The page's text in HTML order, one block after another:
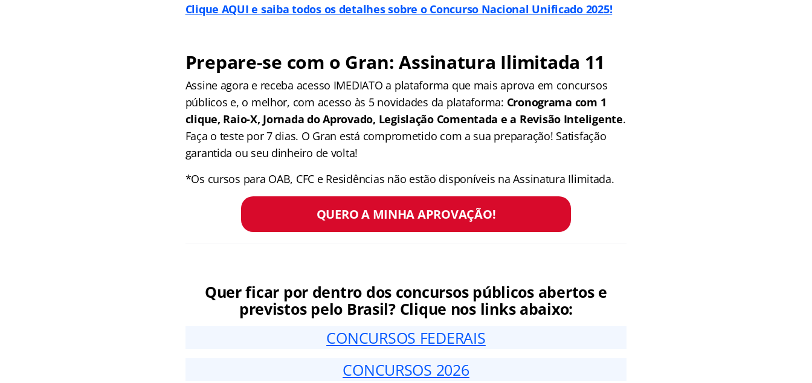
Clique AQUI e saiba todos os detalhes sobre o Concurso Nacional Unificado 2025!
Prepare-se com o Gran: Assinatura Ilimitada 11
Assine agora e receba acesso IMEDIATO a plataforma que mais aprova em concursos
públicos e, o melhor, com acesso às 5 novidades da plataforma: Cronograma com 1
clique, Raio-X, Jornada do Aprovado, Legislação Comentada e a Revisão Inteligente.
Faça o teste por 7 dias. O Gran está comprometido com a sua preparação! Satisfação
garantida ou seu dinheiro de volta!
*Os cursos para OAB, CFC e Residências não estão disponíveis na Assinatura Ilimitada.
QUERO A MINHA APROVAÇÃO!
Quer ficar por dentro dos concursos públicos abertos e
previstos pelo Brasil? Clique nos links abaixo:
CONCURSOS FEDERAIS
CONCURSOS 2026